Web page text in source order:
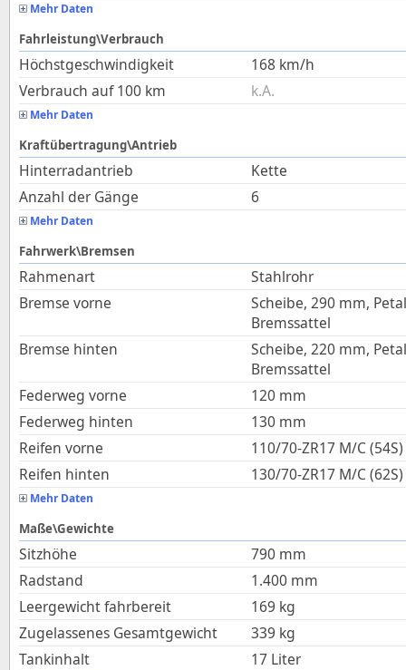
Mehr Daten
Fahrleistung\Verbrauch
Höchstgeschwindigkeit 168 km/h
Verbrauch auf 100 km
k.A.
Mehr Daten
Kraftübertragung\Antrieb
Hinterradantrieb
Kette
Anzahl der Gänge
6
Mehr Daten
Fahrwerk\Bremsen
Rahmenart
Stahlrohr
Bremse vorne
Scheibe, 290 mm,
Bremssattel
Bremse hinten
Scheibe, 220 mm,
Bremssattel
Federweg vorne
120 mm
Federweg hinten
130 mm
Reifen vorne
110/70-ZR17 M/C (54S)
Reifen hinten
130/70-ZR17 M/C (62S)
Mehr Daten
Maße\Gewichte
Sitzhöhe 790 mm
Radstand
1.400 mm
Leergewicht fahrbereit
169 kg
Zugelassenes Gesamtgewicht
339 kg
Tankinhalt
17 Liter